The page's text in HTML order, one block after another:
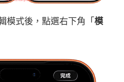
模式後，點選右下角「 模